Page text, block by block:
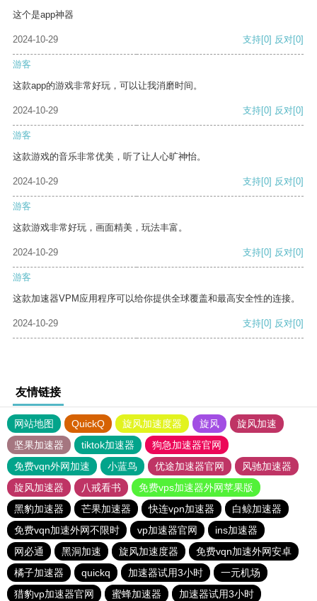
这个是app神器
2024-10-29 支持[0] 反对[0]
游客
这款app的游戏非常好玩，可以让我消磨时间。
2024-10-29 支持[0] 反对[0]
游客
这款游戏的音乐非常优美，听了让人心旷神怡。
2024-10-29 支持[0] 反对[0]
游客
这款游戏非常好玩，画面精美，玩法丰富。
2024-10-29 支持[0] 反对[0]
游客
这款加速器VPM应用程序可以给你提供全球覆盖和最高安全性的连接。
2024-10-29 支持[0] 反对[0]
友情链接
网站地图 QuickQ 旋风加速度器 旋风
旋风加速
坚果加速器
tiktok加速器
狗急加速器官网
免费vqn外网加速
小蓝鸟 优途加速器官网
风驰加速器
旋风加速器
八戒看书
免费vps加速器外网苹果版
黑豹加速器
芒果加速器 快连vρn加速器
白鲸加速器
免费vqn加速外网不限时
vp加速器官网
ins加速器
网必通
黑洞加速 旋风加速度器
免费vqn加速外网安卓
橘子加速器
quickq 加速器试用3小时
一元机场
猎豹vp加速器官网
蜜蜂加速器 加速器试用3小时